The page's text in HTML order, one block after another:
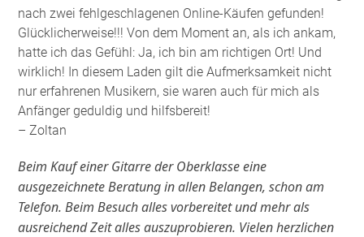
nach zwei fehlgeschlagenen Online-Käufen gefunden!
Glücklicherweise!!! Von dem Moment an, als ich ankam,
hatte ich das Gefühl: Ja, ich bin am richtigen Ort! Und
wirklich! In diesem Laden gilt die Aufmerksamkeit nicht
nur erfahrenen Musikern, sie waren auch für mich als
Anfänger geduldig und hilfsbereit!
– Zoltan
Beim Kauf einer Gitarre der Oberklasse eine
ausgezeichnete Beratung in allen Belangen, schon am
Telefon. Beim Besuch alles vorbereitet und mehr als
ausreichend Zeit alles auszuprobieren. Vielen herzlichen